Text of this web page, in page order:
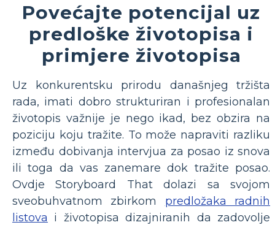
Povećajte potencijal uz
predloške životopisa i
primjere životopisa
Uz konkurentsku prirodu današnjeg tržišta
rada, imati dobro strukturiran i profesionalan
životopis važnije je nego ikad, bez obzira na
poziciju koju tražite. To može napraviti razliku
između dobivanja intervjua za posao iz snova
ili toga da vas zanemare dok tražite posao.
Ovdje Storyboard That dolazi sa svojom
sveobuhvatnom zbirkom predložaka radnih
listova i životopisa dizajniranih da zadovolje